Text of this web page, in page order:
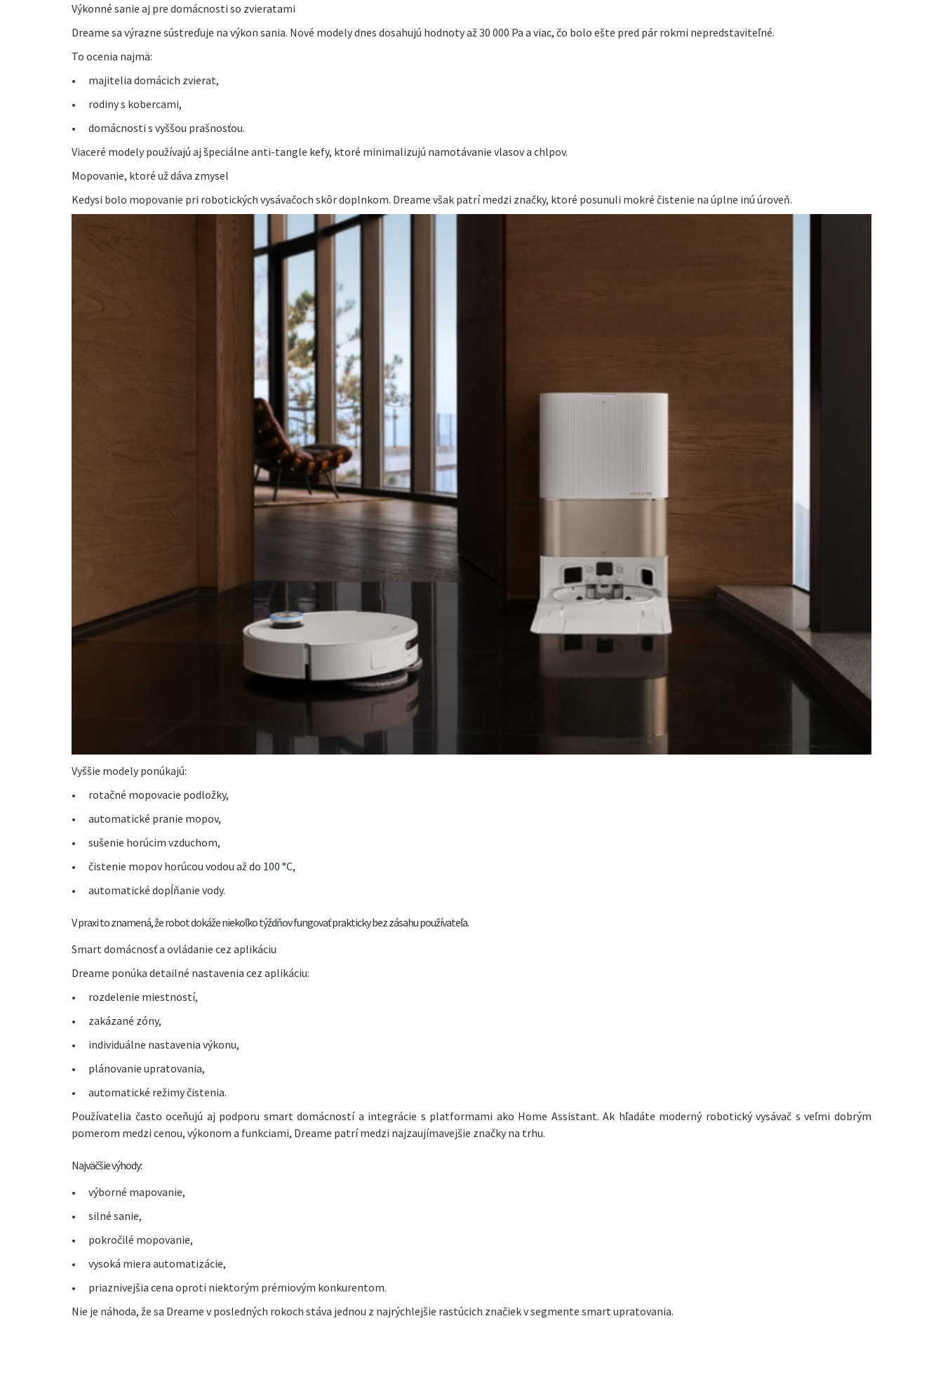
Výkonné sanie aj pre domácnosti so zvieratami
Dreame sa výrazne sústreďuje na výkon sania. Nové modely dnes dosahujú hodnoty až 30 000 Pa a viac, čo bolo ešte pred pár rokmi nepredstaviteľné.
To ocenia najmä:
•
majitelia domácich zvierat,
•
rodiny s kobercami,
•
domácnosti s vyššou prašnosťou.
Viaceré modely používajú aj špeciálne anti-tangle kefy, ktoré minimalizujú namotávanie vlasov a chlpov.
Mopovanie, ktoré už dáva zmysel
Kedysi bolo mopovanie pri robotických vysávačoch skôr doplnkom. Dreame však patrí medzi značky, ktoré posunuli mokré čistenie na úplne inú úroveň.
Vyššie modely ponúkajú:
•
rotačné mopovacie podložky,
•
automatické pranie mopov,
•
sušenie horúcim vzduchom,
•
čistenie mopov horúcou vodou až do 100 °C,
•
automatické dopĺňanie vody.
V praxi to znamená, že robot dokáže niekoľko týždňov fungovať prakticky bez zásahu používateľa.
Smart domácnosť a ovládanie cez aplikáciu
Dreame ponúka detailné nastavenia cez aplikáciu:
•
rozdelenie miestností,
•
zakázané zóny,
•
individuálne nastavenia výkonu,
•
plánovanie upratovania,
•
automatické režimy čistenia.
Používatelia často oceňujú aj podporu smart domácností a integrácie s platformami ako Home Assistant. Ak hľadáte moderný robotický vysávač s veľmi dobrým
pomerom medzi cenou, výkonom a funkciami, Dreame patrí medzi najzaujímavejšie značky na trhu.
Najväčšie výhody:
•
výborné mapovanie,
•
silné sanie,
•
pokročilé mopovanie,
•
vysoká miera automatizácie,
•
priaznivejšia cena oproti niektorým prémiovým konkurentom.
Nie je náhoda, že sa Dreame v posledných rokoch stáva jednou z najrýchlejšie rastúcich značiek v segmente smart upratovania.